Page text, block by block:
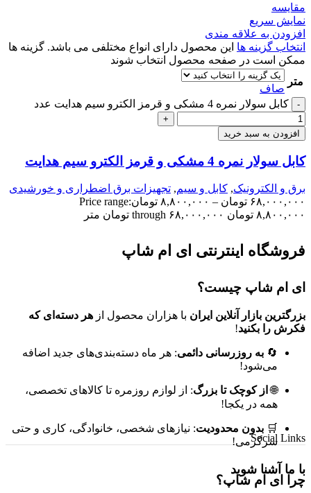
مقايسه
نمایش سریع
افزودن به علاقه مندی
انتخاب گزینه ها این محصول دارای انواع مختلفی می باشد. گزینه ها
ممکن است در صفحه محصول انتخاب شوند
متر
صاف
- کابل سولار نمره 4 مشکی و قرمز الکترو سیم هدایت عدد
+
افزودن به سبد خرید
کابل سولار نمره 4 مشکی و قرمز الکترو سیم هدایت
برق و الکترونیک, کابل و سیم, تجهیزات برق اضطراری و خورشیدی
۶۸,۰۰۰,۰۰۰ تومان – ۸,۸۰۰,۰۰۰ تومانPrice range:
۸,۸۰۰,۰۰۰ تومان through ۶۸,۰۰۰,۰۰۰ تومان
متر
فروشگاه اینترنتی ای ام شاپ
ای ام شاپ چیست؟
بزرگترین بازار آنلاین ایران با هزاران محصول از هر دسته‌ای که
فکرش را بکنید!
🔄 به روزرسانی دائمی: هر ماه دسته‌بندی‌های جدید اضافه
می‌شود!
🌐 از کوچک تا بزرگ: از لوازم روزمره تا کالاهای تخصصی،
همه در یکجا!
🛒 بدون محدودیت: نیازهای شخصی، خانوادگی، کاری و حتی
سرگرمی!
چرا ای ام شاپ؟
Social Links
با ما آشنا شوید